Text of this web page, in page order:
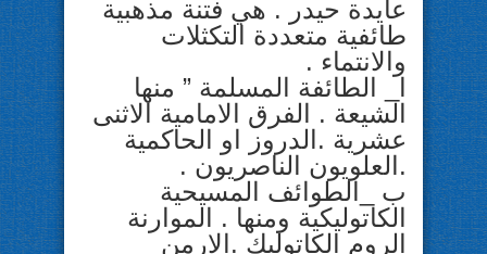
عايدة حيدر . هي فتنة مذهبية
طائفية متعددة التكثلات
والانتماء .
ا_ الطائفة المسلمة ” منها
الشيعة . الفرق الامامية الاثنى
عشرية .الدروز او الحاكمية
.العلويون الناصريون .
ب _الطوائف المسيحية
الكاتوليكية ومنها . الموارنة
الروم الكاتوليك .الارمن